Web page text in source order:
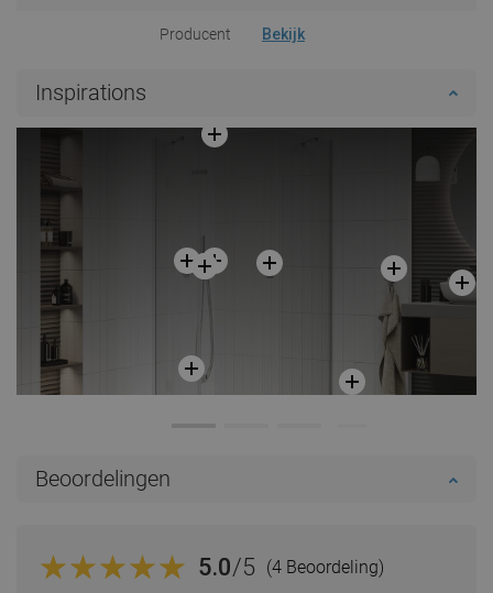
Producent Bekijk
Inspirations
Beoordelingen
5.0/5 (4 Beoordeling)